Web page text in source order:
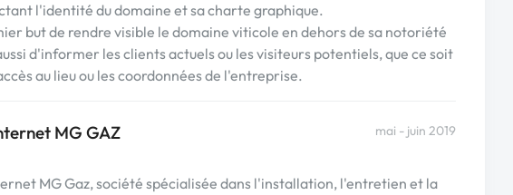
l'identité du domaine et sa charte graphique.
but de rendre visible le domaine viticole en dehors de sa notoriété
d'informer les clients actuels ou les visiteurs potentiels, que ce soit
au lieu ou les coordonnées de l'entreprise.
MG GAZ mai - juin 2019
MG Gaz, société spécialisée dans l'installation, l'entretien et la